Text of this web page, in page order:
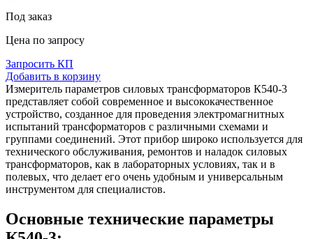
Под заказ
Цена по запросу
Запросить КП
Добавить в корзину
Измеритель параметров силовых трансформаторов К540-3
представляет собой современное и высококачественное
устройство, созданное для проведения электромагнитных
испытаний трансформаторов с различными схемами и
группами соединений. Этот прибор широко используется для
технического обслуживания, ремонтов и наладок силовых
трансформаторов, как в лабораторных условиях, так и в
полевых, что делает его очень удобным и универсальным
инструментом для специалистов.
Основные технические параметры